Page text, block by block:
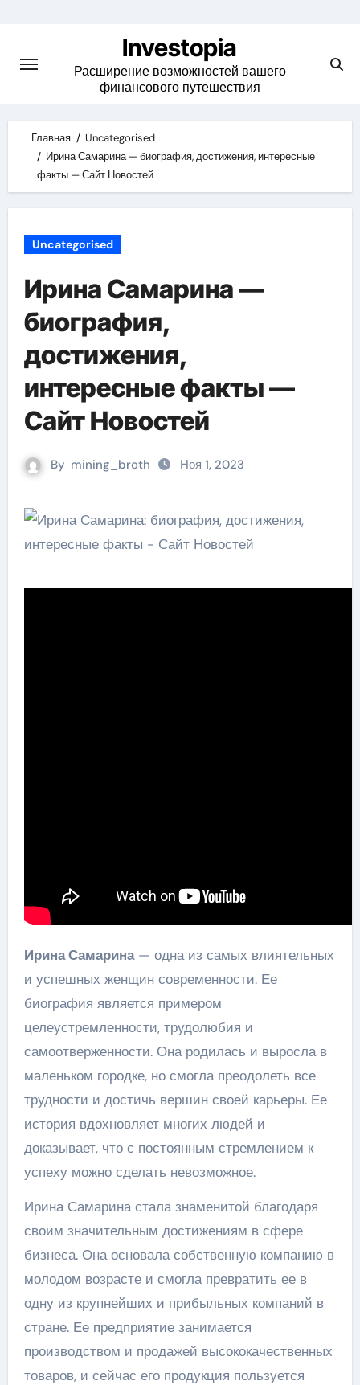
content
Investopia
Расширение возможностей вашего
финансового путешествия
Главная
Uncategorised
Ирина Самарина — биография, достижения, интересные
факты — Сайт Новостей
Uncategorised
Ирина Самарина —
биография,
достижения,
интересные факты —
Сайт Новостей
By mining_broth Ноя 1, 2023
Ирина Самарина— одна из самых влиятельных
и успешных женщин современности. Ее
биография является примером
целеустремленности, трудолюбия и
самоотверженности. Она родилась и выросла в
маленьком городке, но смогла преодолеть все
трудности и достичь вершин своей карьеры. Ее
история вдохновляет многих людей и
доказывает, что с постоянным стремлением к
успеху можно сделать невозможное.
Ирина Самарина стала знаменитой благодаря
своим значительным достижениям в сфере
бизнеса. Она основала собственную компанию в
молодом возрасте и смогла превратить ее в
одну из крупнейших и прибыльных компаний в
стране. Ее предприятие занимается
производством и продажей высококачественных
товаров, и сейчас его продукция пользуется